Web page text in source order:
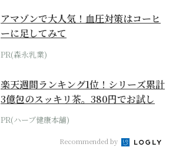
アマゾンで大人気！血圧対策はコーヒ
ーに足してみて
PR(森永乳業)
楽天週間ランキング1位！シリーズ累計
3億包のスッキリ茶。380円でお試し
PR(ハーブ健康本舗)
Recommended by